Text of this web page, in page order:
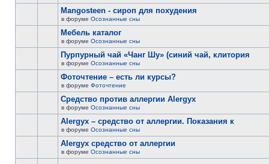
Mangosteen - сироп для похудения
в форуме Осознанные сны
Мебель каталог
в форуме Осознанные сны
Пурпурный чай «Чанг Шу» (синий чай, клитория
в форуме Осознанные сны
Фоточтение – есть ли курсы?
в форуме Фоточтение
Cредство против аллергии Alergyx
в форуме Осознанные сны
Alergyx – средство от аллергии. Показания к
в форуме Осознанные сны
Alergyx средство от аллергии
в форуме Осознанные сны